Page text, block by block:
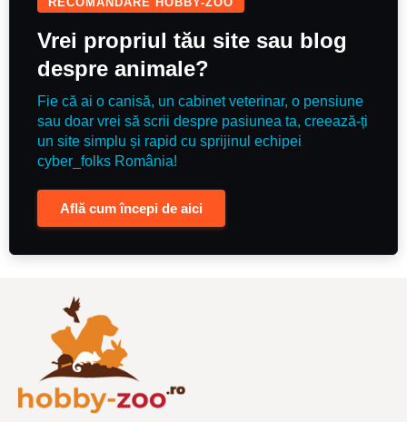
Vrei propriul tău site sau blog
despre animale?
Fie că ai o canisă, un cabinet veterinar, o pensiune
sau doar vrei să scrii despre pasiunea ta, creează-ți
un site simplu și rapid cu sprijinul echipei
cyber_folks România!
Află cum începi de aici